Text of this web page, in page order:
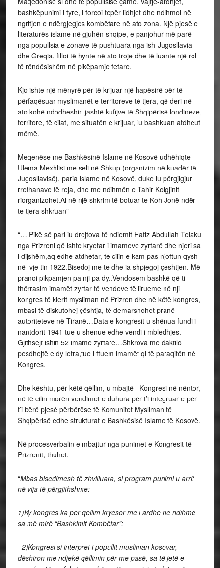
bashkëpunimi i tyre, i forcoi tepër lidhjet dhe ndihmoi në
ngritjen e ndërgjegjes kombëtare në ato zona. Një pjesë e
literaturës islame në gjuhën shqipe, e panjohur më parë
nga popullsia e zonave të pushtuara nga ish-Jugosllavia
dhe Greqia, filloi të hynte në ato troje dhe të luante një rol
të rëndësishëm në pikëpamje fetare.
Kjo ishte një mënyrë për të krijuar një hapësirë për të
përfaqësuar myslimanët e territoreve të tjera, që deri në
ato kohë ndodheshin jashtë kufijve të Shqipërisë londineze,
territore, të cilat, me situatën e krijuar, iu bashkuan atdheut
mëmë.
Meqenëse me Bashkësinë Islame në Kosovë udhëhiqte
Ulema Mexhlisi me seli në Shkup (organizim në kuadër të
Jugosllavisë), paria islame në Kosovë, duke iu përgjigjur
rrethanave të reja, dhe me ndihmën e Tahir Kolgjinit
riorganizohet.Ai në një shkrim të botuar te Koh Jonë ndër
te tjera shkruan”
“….Pikë së pari iu drejtova të ndiemit Hafiz Abdullah Telaku
nga Prizreni që ishte kryetar i imameve zyrtarë dhe njeri sa
i dijshëm,aq edhe atdhetar, te cilin e kam pas njoftun qysh
në vje tin 1922.Bisedoj me te dhe ia shpjegoj çeshtjen. Më
pranoi pikpamjen pa nji pa dy..Vendosem bashkë që ti
thërrasim imamët zyrtar të vendeve të lirueme në nji
kongres të klerit mysliman në Prizren dhe në këtë kongres,
mbasi të diskutohej çështja, të demarshohet pranë
autoriteteve në Tiranë…Data e kongresit u shënua fundi i
nantdorit 1941 tue u shenue edhe vendi i mbledhjes.
Gjithsejt ishin 52 imamë zyrtarë…Shkrova me daktilo
pesdhejtë e dy letra,tue i ftuem imamët qi të paraqitën në
Kongres.
Dhe kështu, për këtë qëllim, u mbajtë Kongresi në nëntor,
në të cilin morën vendimet e duhura për t’i integruar e për
t’i bërë pjesë përbërëse të Komunitet Mysliman të
Shqipërisë edhe strukturat e Bashkësisë Islame të Kosovë.
Në procesverbalin e mbajtur nga punimet e Kongresit të
Prizrenit, thuhet:
“Mbas bisedimesh të zhvilluara, si program punimi u arrit
në vija të përgjithshme:
1)Ky kongres ka për qëllim kryesor me i ardhe në ndihmë
sa më mirë “Bashkimit Kombëtar”;
2)Kongresi si interpret i popullit musliman kosovar,
dëshiron me ndjekë qëllimin për me pasë, sa të jetë e